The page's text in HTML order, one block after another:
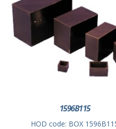
1596B115
HOD code: BOX